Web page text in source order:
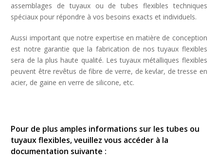
assemblages de tuyaux ou de tubes flexibles techniques
spéciaux pour répondre à vos besoins exacts et individuels.
Aussi important que notre expertise en matière de conception
est notre garantie que la fabrication de nos tuyaux flexibles
sera de la plus haute qualité. Les tuyaux métalliques flexibles
peuvent être revêtus de fibre de verre, de kevlar, de tresse en
acier, de gaine en verre de silicone, etc.
Pour de plus amples informations sur les tubes ou
tuyaux flexibles, veuillez vous accéder à la
documentation suivante :